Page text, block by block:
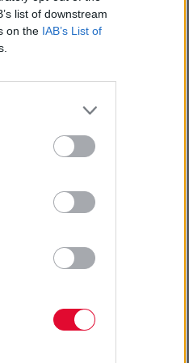
list of downstream
on the IAB’s List of